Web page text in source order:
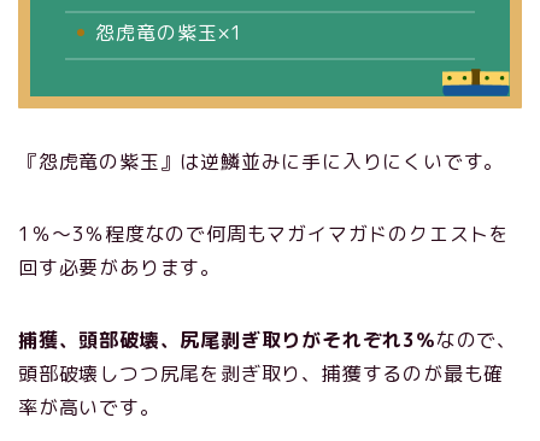
怨虎竜の紫玉×1
『怨虎竜の紫玉』は逆鱗並みに手に入りにくいです。
1％～3％程度なので何周もマガイマガドのクエストを
回す必要があります。
捕獲、頭部破壊、尻尾剥ぎ取りがそれぞれ3％なので、
頭部破壊しつつ尻尾を剥ぎ取り、捕獲するのが最も確
率が高いです。